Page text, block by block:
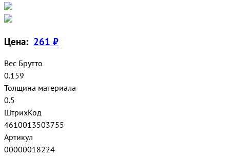
Цена: 261 ₽
Вес Брутто
0.159
Толщина материала
0.5
ШтрихКод
4610013503755
Артикул
00000018224